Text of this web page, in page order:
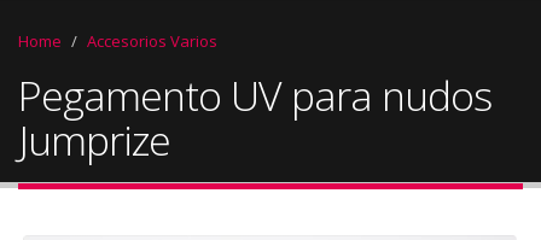
Home Accesorios Varios
Pegamento UV para nudos
Jumprize